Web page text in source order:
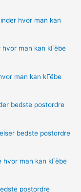
hvor man kan
man kan kГёbe
man kan kГёbe
bedste postordre
bedste postordre
hvor man kan kГёbe
postordre